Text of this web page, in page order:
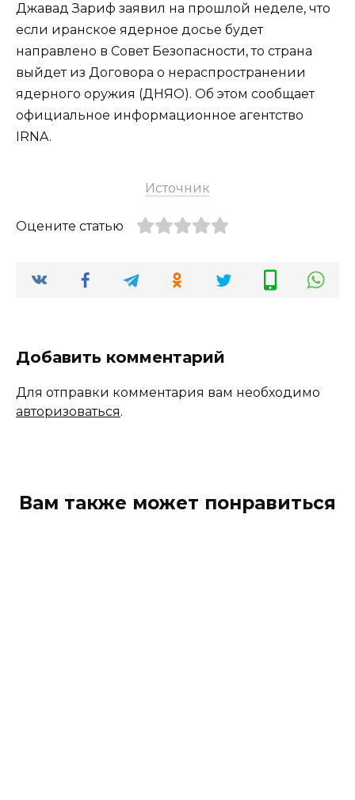
Джавад Зариф заявил на прошлой неделе, что
если иранское ядерное досье будет
направлено в Совет Безопасности, то страна
выйдет из Договора о нераспространении
ядерного оружия (ДНЯО). Об этом сообщает
официальное информационное агентство
IRNA.
Источник
Оцените статью
Добавить комментарий
Для отправки комментария вам необходимо
авторизоваться.
Вам также может понравиться